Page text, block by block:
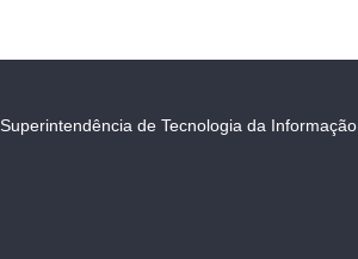
Superintendência de Tecnologia da Informação